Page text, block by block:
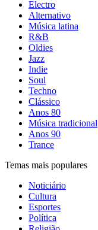
Electro
Alternativo
Música latina
R&B
Oldies
Jazz
Indie
Soul
Techno
Clássico
Anos 80
Música tradicional
Anos 90
Trance
Temas mais populares
Noticiário
Cultura
Esportes
Política